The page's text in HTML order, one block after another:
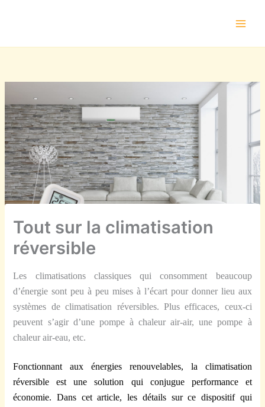
Tout sur la climatisation
réversible
Les climatisations classiques qui consomment beaucoup
d’énergie sont peu à peu mises à l’écart pour donner lieu aux
systèmes de climatisation réversibles. Plus efficaces, ceux-ci
peuvent s’agir d’une pompe à chaleur air-air, une pompe à
chaleur air-eau, etc.
Fonctionnant aux énergies renouvelables, la climatisation
réversible est une solution qui conjugue performance et
économie. Dans cet article, les détails sur ce dispositif qui